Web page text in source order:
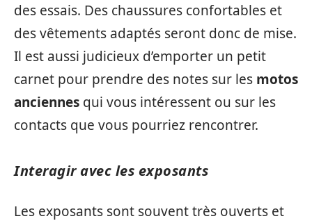
des essais. Des chaussures confortables et
des vêtements adaptés seront donc de mise.
Il est aussi judicieux d’emporter un petit
carnet pour prendre des notes sur les motos
anciennes qui vous intéressent ou sur les
contacts que vous pourriez rencontrer.
Interagir avec les exposants
Les exposants sont souvent très ouverts et